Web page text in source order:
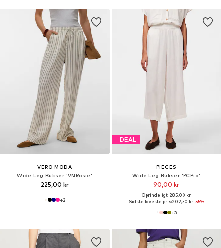
VERO MODA
Wide Leg Bukser 'VMRosie'
225,00 kr
+2
DEAL
PIECES
Wide Leg Bukser 'PCPia'
90,00 kr
Oprindeligt: 285,00 kr
Sidste laveste pris:202,50 kr-55%
+3